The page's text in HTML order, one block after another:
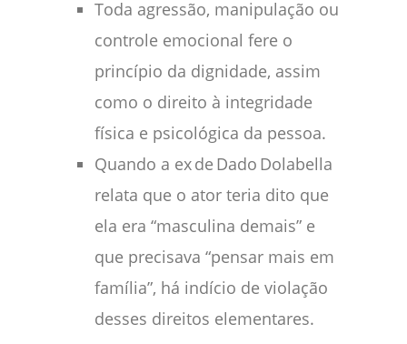
Toda agressão, manipulação ou
controle emocional fere o
princípio da dignidade, assim
como o direito à integridade
física e psicológica da pessoa.
Quando a ex de Dado Dolabella
relata que o ator teria dito que
ela era “masculina demais” e
que precisava “pensar mais em
família”, há indício de violação
desses direitos elementares.